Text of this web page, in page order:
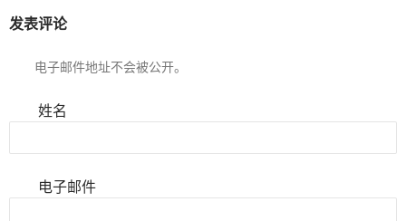
发表评论
电子邮件地址不会被公开。
姓名
电子邮件